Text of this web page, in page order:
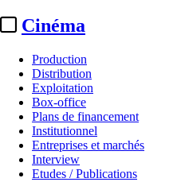
Cinéma
Production
Distribution
Exploitation
Box-office
Plans de financement
Institutionnel
Entreprises et marchés
Interview
Etudes / Publications